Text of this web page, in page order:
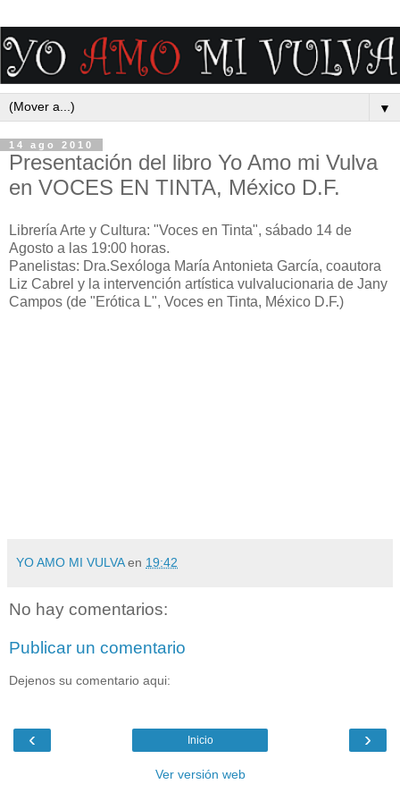
▼
14 ago 2010
Presentación del libro Yo Amo mi Vulva
en VOCES EN TINTA, México D.F.
Librería Arte y Cultura: "Voces en Tinta", sábado 14 de
Agosto a las 19:00 horas.
Panelistas: Dra.Sexóloga María Antonieta García, coautora
Liz Cabrel y la intervención artística vulvalucionaria de Jany
Campos (de "Erótica L", Voces en Tinta, México D.F.)
YO AMO MI VULVA en 19:42
No hay comentarios:
Publicar un comentario
Dejenos su comentario aqui:
‹ ›
Inicio
Ver versión web